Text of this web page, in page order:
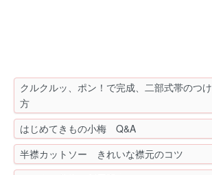
クルクルッ、ポン！で完成、二部式帯のつけ
方
はじめてきもの小梅 Q&A
半襟カットソー きれいな襟元のコツ